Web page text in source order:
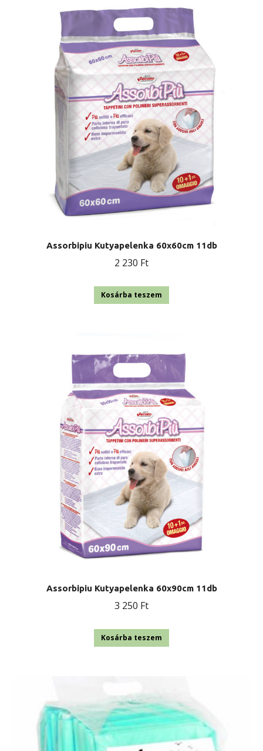
Assorbipiu Kutyapelenka 60x60cm 11db
2 230 Ft
Kosárba teszem
Assorbipiu Kutyapelenka 60x90cm 11db
3 250 Ft
Kosárba teszem